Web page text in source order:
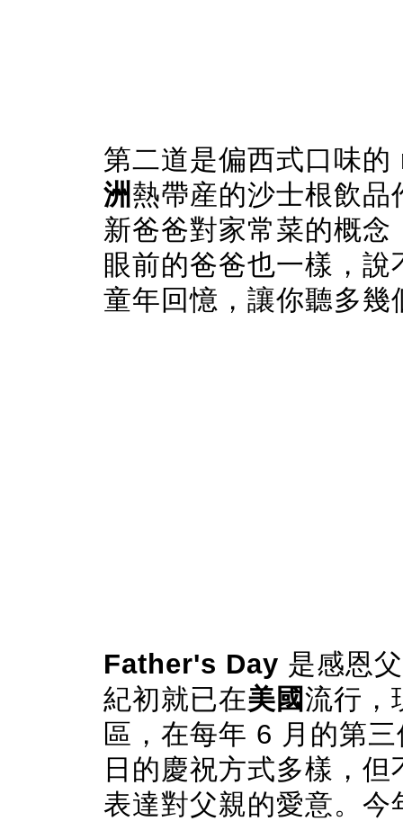
第二道是偏西式口味的
洲 熱帶産的沙士根飲
新爸爸對家常菜的概
眼前的爸爸也一樣，說
童年回憶，讓你聽多
Father's Day 是感恩
紀初就已在美國流行，
區，在每年 6 月的第
日的慶祝方式多樣，
表達對父親的愛意。